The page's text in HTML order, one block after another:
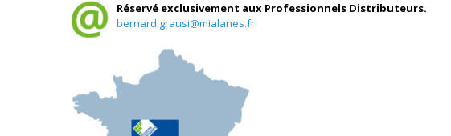
Réservé exclusivement aux Professionnels Distributeurs.
bernard.grausi@mialanes.fr